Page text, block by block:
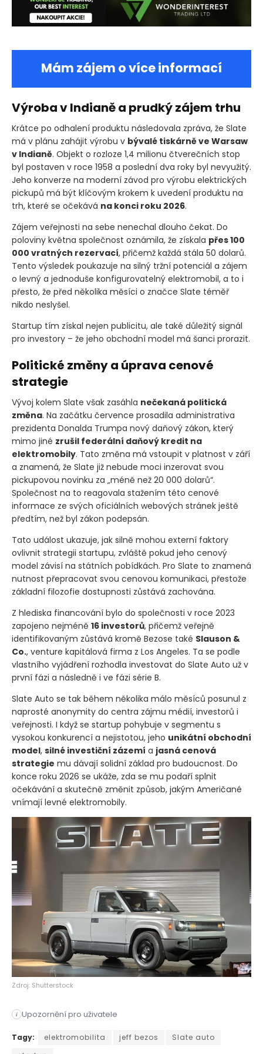
Mám zájem o více informací
Výroba v Indianě a prudký zájem trhu
Krátce po odhalení produktu následovala zpráva, že Slate
má v plánu zahájit výrobu v bývalé tiskárně ve Warsaw
v Indianě. Objekt o rozloze 1,4 milionu čtverečních stop
byl postaven v roce 1958 a poslední dva roky byl nevyužitý.
Jeho konverze na moderní závod pro výrobu elektrických
pickupů má být klíčovým krokem k uvedení produktu na
trh, které se očekává na konci roku 2026.
Zájem veřejnosti na sebe nenechal dlouho čekat. Do
poloviny května společnost oznámila, že získala přes 100
000 vratných rezervací, přičemž každá stála 50 dolarů.
Tento výsledek poukazuje na silný tržní potenciál a zájem
o levný a jednoduše konfigurovatelný elektromobil, a to i
přesto, že před několika měsíci o značce Slate téměř
nikdo neslyšel.
Startup tím získal nejen publicitu, ale také důležitý signál
pro investory – že jeho obchodní model má šanci prorazit.
Politické změny a úprava cenové
strategie
Vývoj kolem Slate však zasáhla nečekaná politická
změna. Na začátku července prosadila administrativa
prezidenta Donalda Trumpa nový daňový zákon, který
mimo jiné zrušil federální daňový kredit na
elektromobily. Tato změna má vstoupit v platnost v září
a znamená, že Slate již nebude moci inzerovat svou
pickupovou novinku za „méně než 20 000 dolarů“.
Společnost na to reagovala stažením této cenové
informace ze svých oficiálních webových stránek ještě
předtím, než byl zákon podepsán.
Tato událost ukazuje, jak silně mohou externí faktory
ovlivnit strategii startupu, zvláště pokud jeho cenový
model závisí na státních pobídkách. Pro Slate to znamená
nutnost přepracovat svou cenovou komunikaci, přestože
základní filozofie dostupnosti zůstává zachována.
Z hlediska financování bylo do společnosti v roce 2023
zapojeno nejméně 16 investorů, přičemž veřejně
identifikovaným zůstává kromě Bezose také Slauson &
Co., venture kapitálová firma z Los Angeles. Ta se podle
vlastního vyjádření rozhodla investovat do Slate Auto už v
první fázi a následně i ve fázi série B.
Slate Auto se tak během několika málo měsíců posunul z
naprosté anonymity do centra zájmu médií, investorů i
veřejnosti. I když se startup pohybuje v segmentu s
vysokou konkurencí a nejistotou, jeho unikátní obchodní
model, silné investiční zázemí a jasná cenová
strategie mu dávají solidní základ pro budoucnost. Do
konce roku 2026 se ukáže, zda se mu podaří splnit
očekávání a skutečně změnit způsob, jakým Američané
vnímají levné elektromobily.
Zdroj: Shutterstock
i Upozornění pro uživatele
Startup Slate Auto se dostal do centra pozornosti až v
Tagy: elektromobilita jeff bezos
Slate auto